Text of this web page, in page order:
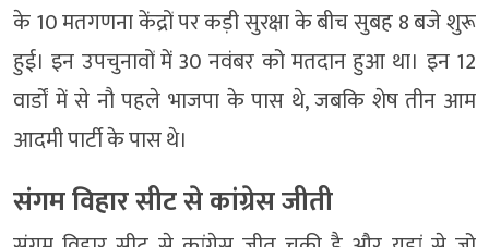
के 10 मतगणना केंद्रों पर कड़ी सुरक्षा के बीच सुबह 8 बजे शुरू
हुई। इन उपचुनावों में 30 नवंबर को मतदान हुआ था। इन 12
वार्डों में से नौ पहले भाजपा के पास थे, जबकि शेष तीन आम
आदमी पार्टी के पास थे।
संगम विहार सीट से कांग्रेस जीती